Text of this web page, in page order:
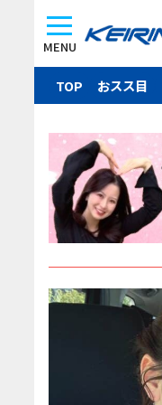
MENU
TOP おスス目